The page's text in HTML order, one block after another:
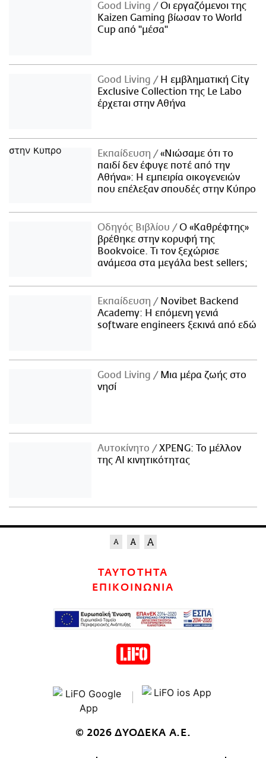
Good Living
Οι εργαζόμενοι της
Kaizen Gaming βίωσαν το World
Cup από "μέσα"
Good Living
Η εμβληματική City
Exclusive Collection της Le Labo
έρχεται στην Αθήνα
Εκπαίδευση
«Νιώσαμε ότι το
παιδί δεν έφυγε ποτέ από την
Αθήνα»: Η εμπειρία οικογενειών
που επέλεξαν σπουδές στην Κύπρο
Οδηγός Βιβλίου
Ο «Καθρέφτης»
βρέθηκε στην κορυφή της
Bookvoice. Τι τον ξεχώρισε
ανάμεσα στα μεγάλα best sellers;
Εκπαίδευση
Novibet Backend
Academy: Η επόμενη γενιά
software engineers ξεκινά από εδώ
Good Living
Μια μέρα ζωής στο
νησί
Αυτοκίνητο
XPENG: Το μέλλον
της AI κινητικότητας
ΤΑΥΤΟΤΗΤΑ
ΕΠΙΚΟΙΝΩΝΙΑ
© 2026 ΔΥΟΔΕΚΑ Α.Ε.